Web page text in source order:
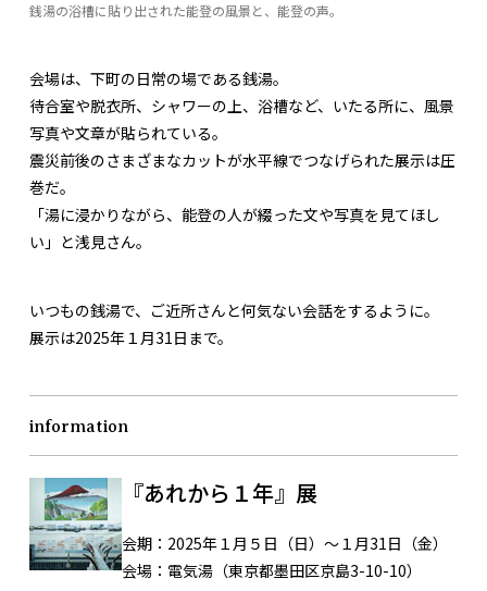
銭湯の浴槽に貼り出された能登の風景と、能登の声。
会場は、下町の日常の場である銭湯。
待合室や脱衣所、シャワーの上、浴槽など、いたる所に、風景
写真や文章が貼られている。
震災前後のさまざまなカットが水平線でつなげられた展示は圧
巻だ。
「湯に浸かりながら、能登の人が綴った文や写真を見てほし
い」と浅見さん。
いつもの銭湯で、ご近所さんと何気ない会話をするように。
展示は2025年１月31日まで。
information
『あれから１年』展
会期： 2025年１月５日（日）～１月31日（金）
会場： 電気湯（東京都墨田区京島3-10-10）